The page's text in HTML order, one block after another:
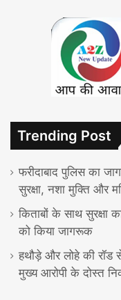
Trending Post
फरीदाबाद पुलिस का
सुरक्षा, नशा मुक्ति और
किताबों के साथ सुरक्षा
को किया जागरूक
हथौड़े और लोहे की रॉड
मुख्य आरोपी के दोस्त